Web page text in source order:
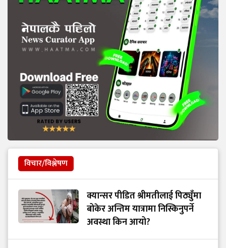
विचार/विश्लेषण
क्यान्सर पीडित श्रीमतीलाई पिठ्युँमा
बोकेर अन्तिम यात्रामा निस्किनुपर्ने
अवस्था किन आयो?